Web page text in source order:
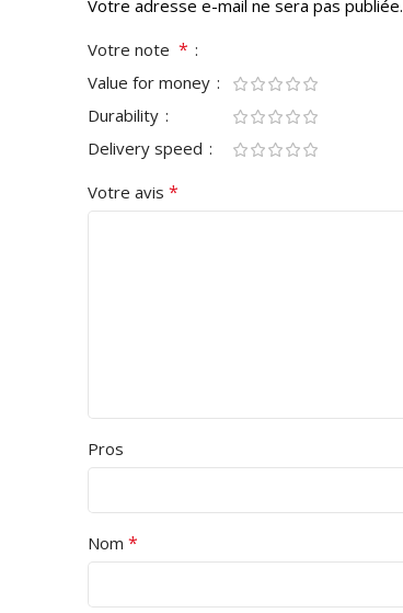
Votre adresse e-mail ne sera pas publiée.
Votre note *
Value for money
Durability
Delivery speed
Votre avis *
Pros
Nom *